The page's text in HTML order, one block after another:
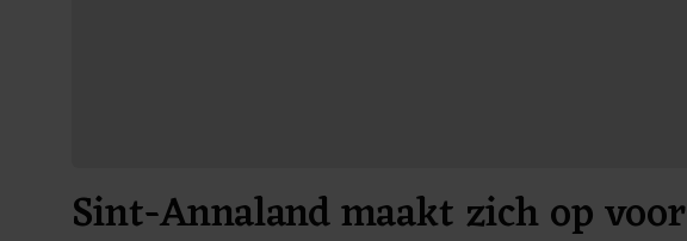
Sint-Annaland maakt zich op voor